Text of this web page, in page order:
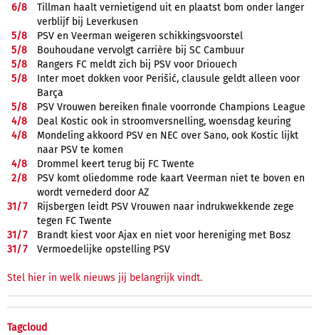
6/8
Tillman haalt vernietigend uit en plaatst bom onder langer
verblijf bij Leverkusen
5/8
PSV en Veerman weigeren schikkingsvoorstel
5/8
Bouhoudane vervolgt carrière bij SC Cambuur
5/8
Rangers FC meldt zich bij PSV voor Driouech
5/8
Inter moet dokken voor Perišić, clausule geldt alleen voor
Barça
5/8
PSV Vrouwen bereiken finale voorronde Champions League
4/8
Deal Kostic ook in stroomversnelling, woensdag keuring
4/8
Mondeling akkoord PSV en NEC over Sano, ook Kostic lijkt
naar PSV te komen
4/8
Drommel keert terug bij FC Twente
2/8
PSV komt oliedomme rode kaart Veerman niet te boven en
wordt vernederd door AZ
31/7
Rijsbergen leidt PSV Vrouwen naar indrukwekkende zege
tegen FC Twente
31/7
Brandt kiest voor Ajax en niet voor hereniging met Bosz
31/7 Vermoedelijke opstelling PSV
Stel hier in welk nieuws jij belangrijk vindt.
Tagcloud